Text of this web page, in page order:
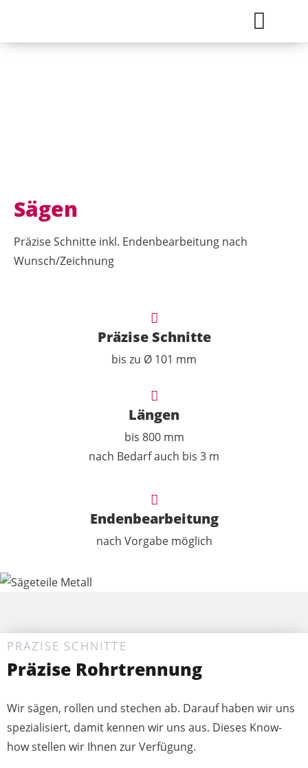
Sägen
Präzise Schnitte inkl. Endenbearbeitung nach
Wunsch/Zeichnung
Präzise Schnitte
bis zu Ø 101 mm
Längen
bis 800 mm
nach Bedarf auch bis 3 m
Endenbearbeitung
nach Vorgabe möglich
PRÄZISE SCHNITTE
Präzise Rohrtrennung
Wir sägen, rollen und stechen ab. Darauf haben wir uns
spezialisiert, damit kennen wir uns aus. Dieses Know-
how stellen wir Ihnen zur Verfügung.